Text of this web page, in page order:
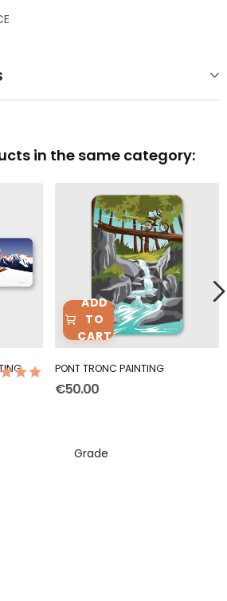
in the same category:
(1)
ADD
TO
CART
PONT TRONC PAINTING
€50.00
Grade